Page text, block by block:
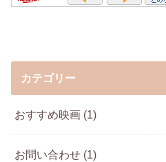
カテゴリー
おすすめ映画 (1)
お問い合わせ (1)